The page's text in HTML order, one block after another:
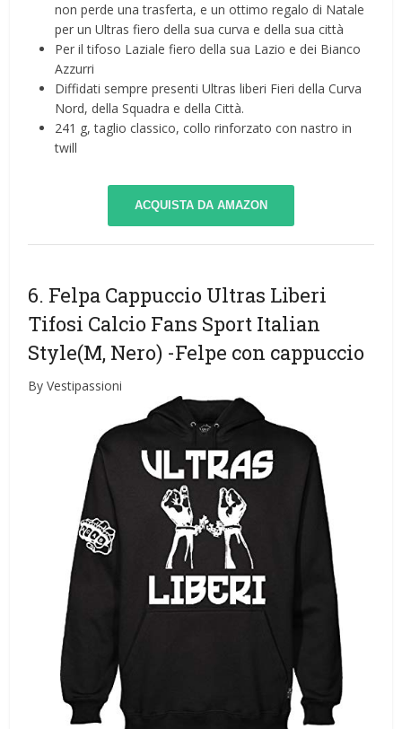
non perde una trasferta, e un ottimo regalo di Natale
per un Ultras fiero della sua curva e della sua città
Per il tifoso Laziale fiero della sua Lazio e dei Bianco
Azzurri
Diffidati sempre presenti Ultras liberi Fieri della Curva
Nord, della Squadra e della Città.
241 g, taglio classico, collo rinforzato con nastro in
twill
ACQUISTA DA AMAZON
6. Felpa Cappuccio Ultras Liberi
Tifosi Calcio Fans Sport Italian
Style(M, Nero) -Felpe con cappuccio
By Vestipassioni